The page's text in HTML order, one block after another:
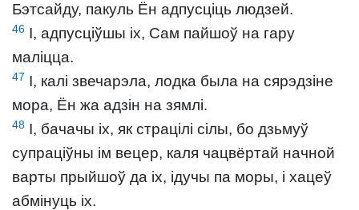
Бэтсайду, пакуль Ён адпусціць людзей.
46 І, адпусціўшы іх, Сам пайшоў на гару
маліцца.
47 І, калі звечарэла, лодка была на сярэдзіне
мора, Ён жа адзін на зямлі.
48 І, бачачы іх, як страцілі сілы, бо дзьмуў
супраціўны ім вецер, каля чацвёртай начной
варты прыйшоў да іх, ідучы па моры, і хацеў
абмінуць іх.